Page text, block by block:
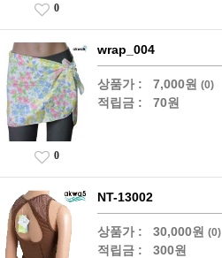
0
wrap_004
상품가 : 7,000원 (0)
적립금 : 70원
0
NT-13002
상품가 : 30,000원 (0)
적립금 : 300원